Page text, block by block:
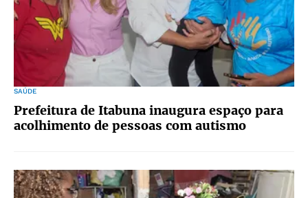
SAÚDE
Prefeitura de Itabuna inaugura espaço para
acolhimento de pessoas com autismo